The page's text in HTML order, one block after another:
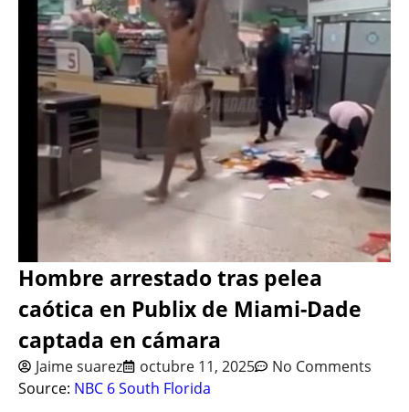
Hombre arrestado tras pelea
caótica en Publix de Miami-Dade
captada en cámara
Jaime suarez octubre 11, 2025
No Comments
Source: NBC 6 South Florida